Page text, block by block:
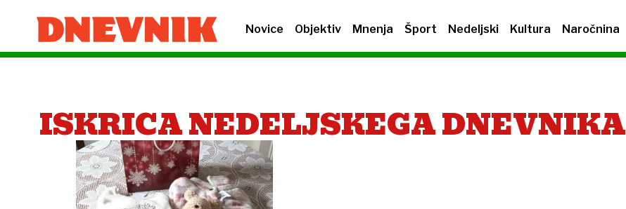
Novice Objektiv Mnenja Šport Nedeljski Kultura Naročnina
ISKRICA NEDELJSKEGA DNEVNIKA